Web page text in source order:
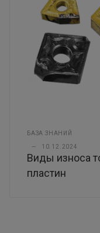
БАЗА ЗНАНИЙ
— 10.12.2024
Виды износа
пластин